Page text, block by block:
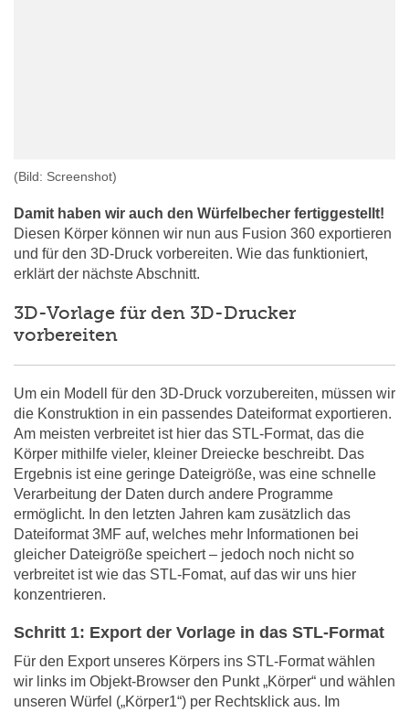
(Bild: Screenshot)
Damit haben wir auch den Würfelbecher fertiggestellt!
Diesen Körper können wir nun aus Fusion 360 exportieren
und für den 3D-Druck vorbereiten. Wie das funktioniert,
erklärt der nächste Abschnitt.
3D-Vorlage für den 3D-Drucker
vorbereiten
Um ein Modell für den 3D-Druck vorzubereiten, müssen wir
die Konstruktion in ein passendes Dateiformat exportieren.
Am meisten verbreitet ist hier das STL-Format, das die
Körper mithilfe vieler, kleiner Dreiecke beschreibt. Das
Ergebnis ist eine geringe Dateigröße, was eine schnelle
Verarbeitung der Daten durch andere Programme
ermöglicht. In den letzten Jahren kam zusätzlich das
Dateiformat 3MF auf, welches mehr Informationen bei
gleicher Dateigröße speichert – jedoch noch nicht so
verbreitet ist wie das STL-Fomat, auf das wir uns hier
konzentrieren.
Schritt 1: Export der Vorlage in das STL-Format
Für den Export unseres Körpers ins STL-Format wählen
wir links im Objekt-Browser den Punkt „Körper“ und wählen
unseren Würfel („Körper1“) per Rechtsklick aus. Im